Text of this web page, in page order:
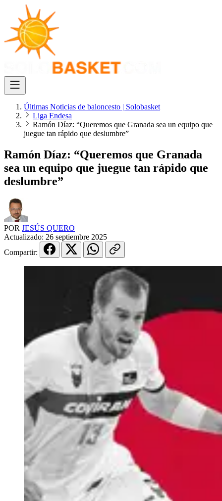
Últimas Noticias de baloncesto | Solobasket
Liga Endesa
Ramón Díaz: “Queremos que Granada sea un equipo que
juegue tan rápido que deslumbre”
Ramón Díaz: “Queremos que Granada
sea un equipo que juegue tan rápido que
deslumbre”
POR JESÚS QUERO
Actualizado: 26 septiembre 2025
Compartir: